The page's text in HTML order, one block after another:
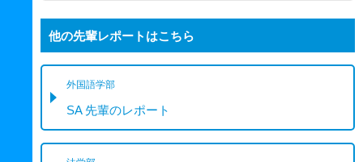
他の先輩レポートはこちら
外国語学部
SA 先輩のレポート